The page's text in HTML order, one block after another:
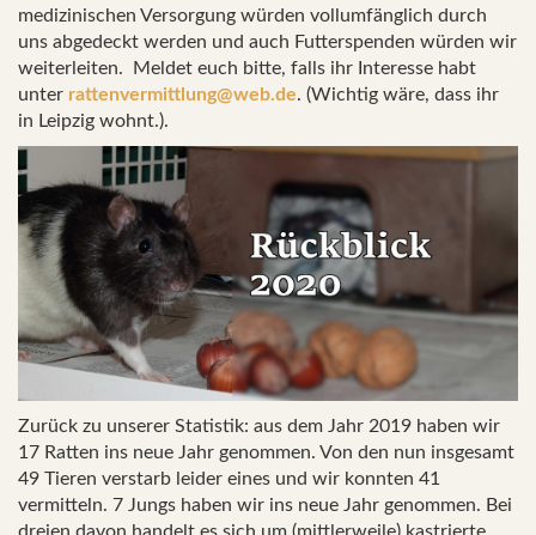
medizinischen Versorgung würden vollumfänglich durch
uns abgedeckt werden und auch Futterspenden würden wir
weiterleiten.
Meldet euch bitte, falls ihr Interesse habt
unter rattenvermittlung@web.de. (Wichtig wäre, dass ihr
in Leipzig wohnt.).
Zurück zu unserer Statistik: aus dem Jahr 2019 haben wir
17 Ratten ins neue Jahr genommen. Von den nun insgesamt
49 Tieren verstarb leider eines und wir konnten 41
vermitteln. 7 Jungs haben wir ins neue Jahr genommen. Bei
dreien davon handelt es sich um (mittlerweile) kastrierte